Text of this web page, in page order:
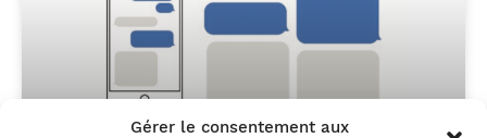
Gérer le consentement aux